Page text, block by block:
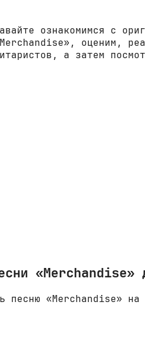
ознакомимся с
оценим,
а затем
«Merchandise»
песню «Merchandise»